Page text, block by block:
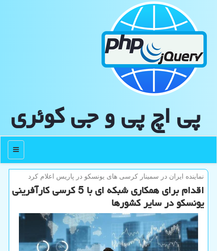
پی اچ پی و جی كوئری
منو
نماینده ایران در سمینار كرسی های یونسكو در پاریس اعلام كرد
اقدام برای همکاری شبکه ای با 5 کرسی کارآفرینی
یونسکو در سایر کشورها